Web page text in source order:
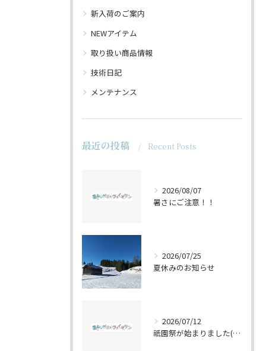
新入荷のご案内
NEWアイテム
取り扱い商品情報
技術日記
メンテナンス
最近の投稿 Recent Posts
2026/08/07
暑さにご注意！！
2026/07/25
夏休みのお知らせ
2026/07/12
祇園祭が始まりました(^^♪